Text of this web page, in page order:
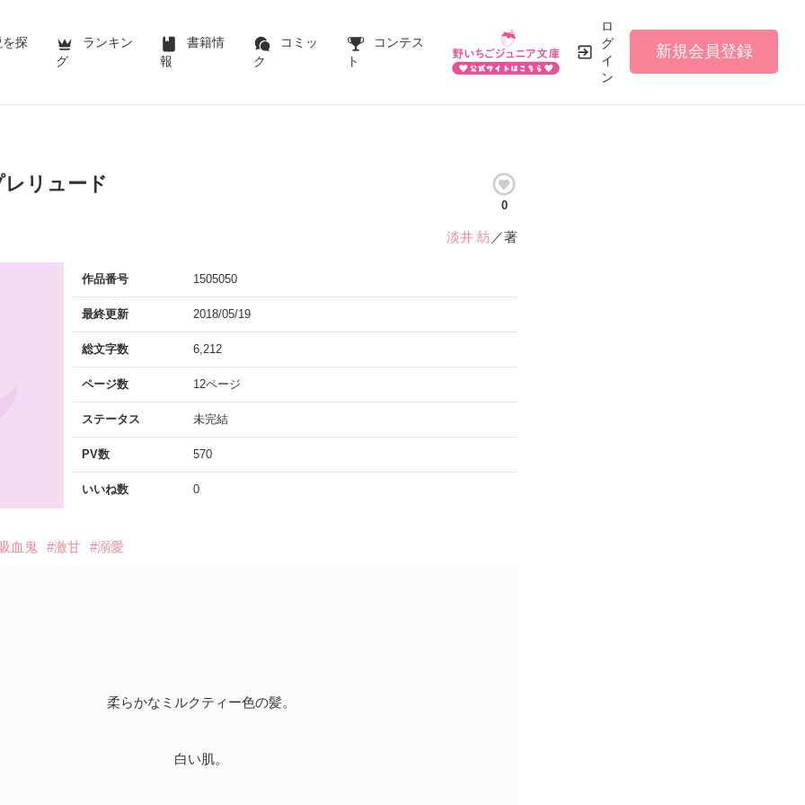
探
ランキン
グ
書籍情
報
コミッ
ク
コンテス
ト
ロ
グ
イ
ン
新規会員登録
リュード
0
淡井 紡／著
作品番号 1505050
最終更新 2018/05/19
総文字数 6,212
ページ数 12ページ
ステータス 未完結
PV数 570
いいね数 0
血鬼 #激甘 #溺愛
柔らかなミルクティー色の髪。
白い肌。